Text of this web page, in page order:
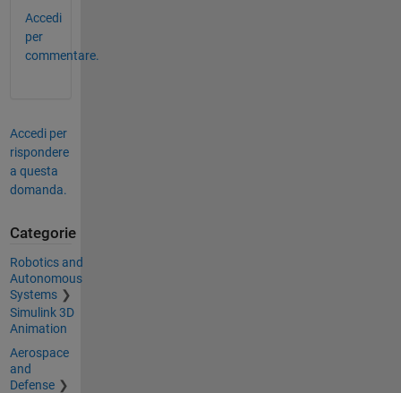
Accedi
per
commentare.
Accedi per
rispondere
a questa
domanda.
Categorie
Robotics and
Autonomous
Systems
Simulink 3D
Animation
Aerospace
and
Defense